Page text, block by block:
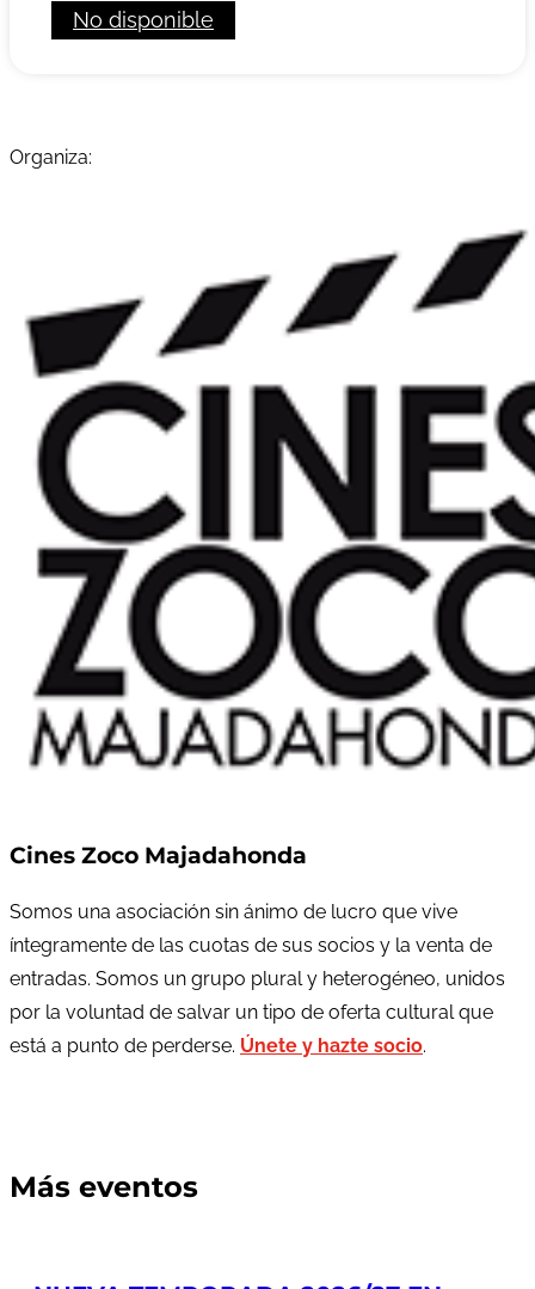
No disponible
Organiza:
Cines Zoco Majadahonda
Somos una asociación sin ánimo de lucro que vive
íntegramente de las cuotas de sus socios y la venta de
entradas. Somos un grupo plural y heterogéneo, unidos
por la voluntad de salvar un tipo de oferta cultural que
está a punto de perderse. Únete y hazte socio.
Más eventos